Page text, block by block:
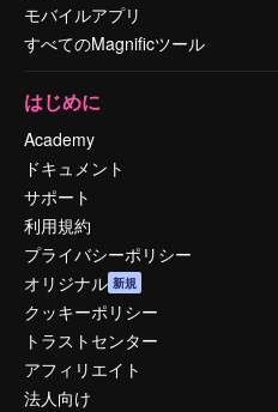
モバイルアプリ
すべてのMagnificツール
はじめに
Academy
ドキュメント
サポート
利用規約
プライバシーポリシー
オリジナル 新規
クッキーポリシー
トラストセンター
アフィリエイト
法人向け